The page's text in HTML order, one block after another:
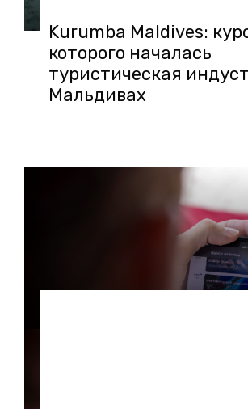
Kurumba Maldives:
которого началась
туристическая
Мальдивах